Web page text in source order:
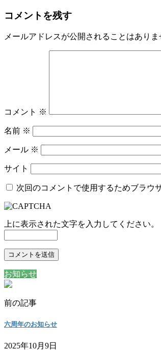
コメントを残す
メールアドレスが公開されることはありま
コメント ※
名前 ※
メール ※
サイト
次回のコメントで使用するためブラウ
上に表示された文字を入力してください。
お知らせ
前の記事
六周年のお知らせ
2025年10月9日